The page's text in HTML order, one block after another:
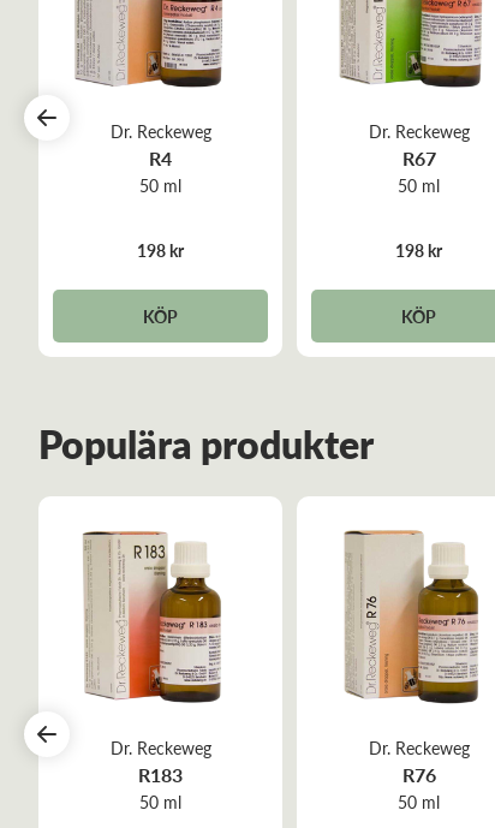
Dr. Reckeweg
R4
50 ml
198 kr
KÖP
Dr. Reckeweg
R67
50 ml
198 kr
KÖP
Populära produkter
Dr. Reckeweg
R183
50 ml
Dr. Reckeweg
R76
50 ml